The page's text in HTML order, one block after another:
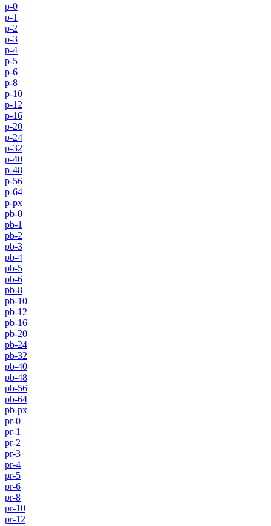
p-0
p-1
p-2
p-3
p-4
p-5
p-6
p-8
p-10
p-12
p-16
p-20
p-24
p-32
p-40
p-48
p-56
p-64
p-px
pb-0
pb-1
pb-2
pb-3
pb-4
pb-5
pb-6
pb-8
pb-10
pb-12
pb-16
pb-20
pb-24
pb-32
pb-40
pb-48
pb-56
pb-64
pb-px
pr-0
pr-1
pr-2
pr-3
pr-4
pr-5
pr-6
pr-8
pr-10
pr-12